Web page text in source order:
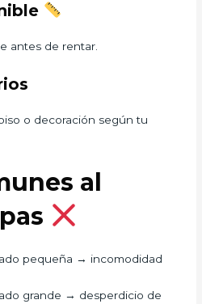
antes de rentar.
o decoración según tu
al
pequeña → incomodidad
grande → desperdicio de